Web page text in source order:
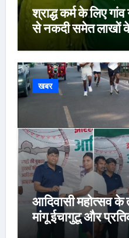
श्राद्ध कर्म के लिए
से नकदी समेत लाखों
खबर
आदिवासी महोत्सव
मांगू ईचागुटू और